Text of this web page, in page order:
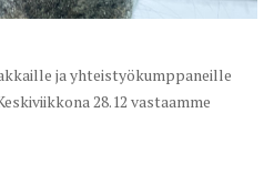
ja yhteistyökumppaneille
28.12 vastaamme